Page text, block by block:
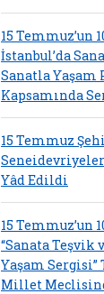
15 Temmuz’un
İstanbul’da
Sanatla Yaşam
Kapsamında
15 Temmuz
Yâd Edildi
15 Temmuz’un
“Sanata Teşvik
Yaşam Sergisi”
Millet